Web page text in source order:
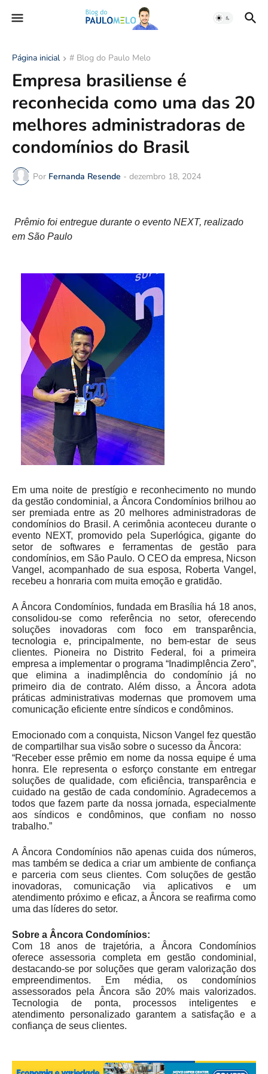
Página inicial # Blog do Paulo Melo
Empresa brasiliense é
reconhecida como uma das 20
melhores administradoras de
condomínios do Brasil
Por Fernanda Resende - dezembro 18, 2024
Prêmio foi entregue durante o evento NEXT, realizado
em São Paulo
Em uma noite de prestígio e reconhecimento no mundo
da gestão condominial, a Âncora Condomínios brilhou ao
ser premiada entre as 20 melhores administradoras de
condomínios do Brasil. A cerimônia aconteceu durante o
evento NEXT, promovido pela Superlógica, gigante do
setor de softwares e ferramentas de gestão para
condomínios, em São Paulo. O CEO da empresa, Nicson
Vangel, acompanhado de sua esposa, Roberta Vangel,
recebeu a honraria com muita emoção e gratidão.
A Âncora Condomínios, fundada em Brasília há 18 anos,
consolidou-se como referência no setor, oferecendo
soluções inovadoras com foco em transparência,
tecnologia e, principalmente, no bem-estar de seus
clientes. Pioneira no Distrito Federal, foi a primeira
empresa a implementar o programa “Inadimplência Zero”,
que elimina a inadimplência do condomínio já no
primeiro dia de contrato. Além disso, a Âncora adota
práticas administrativas modernas que promovem uma
comunicação eficiente entre síndicos e condôminos.
Emocionado com a conquista, Nicson Vangel fez questão
de compartilhar sua visão sobre o sucesso da Âncora:
“Receber esse prêmio em nome da nossa equipe é uma
honra. Ele representa o esforço constante em entregar
soluções de qualidade, com eficiência, transparência e
cuidado na gestão de cada condomínio. Agradecemos a
todos que fazem parte da nossa jornada, especialmente
aos síndicos e condôminos, que confiam no nosso
trabalho.”
A Âncora Condomínios não apenas cuida dos números,
mas também se dedica a criar um ambiente de confiança
e parceria com seus clientes. Com soluções de gestão
inovadoras, comunicação via aplicativos e um
atendimento próximo e eficaz, a Âncora se reafirma como
uma das líderes do setor.
Sobre a Âncora Condomínios:
Com 18 anos de trajetória, a Âncora Condomínios
oferece assessoria completa em gestão condominial,
destacando-se por soluções que geram valorização dos
empreendimentos. Em média, os condomínios
assessorados pela Âncora são 20% mais valorizados.
Tecnologia de ponta, processos inteligentes e
atendimento personalizado garantem a satisfação e a
confiança de seus clientes.